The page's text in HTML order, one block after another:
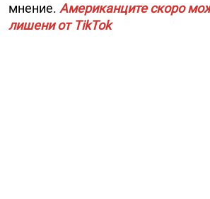
мнение. Американците скоро
лишени от TikTok